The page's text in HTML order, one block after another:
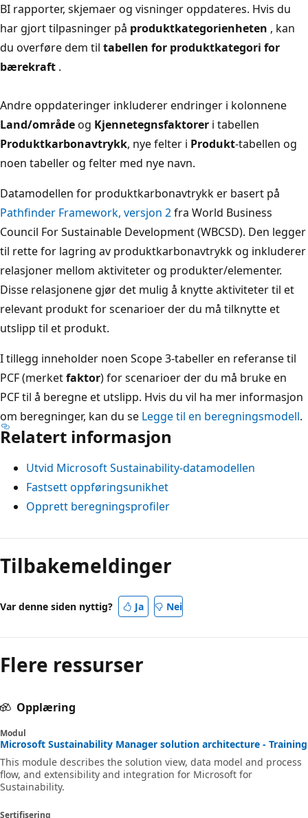
BI rapporter, skjemaer og visninger oppdateres. Hvis du
har gjort tilpasninger på produktkategorienheten , kan
du overføre dem til tabellen for produktkategori for
bærekraft .
Andre oppdateringer inkluderer endringer i kolonnene
Land/områdeog Kjennetegnsfaktorer i tabellen
Produktkarbonavtrykk, nye felter i Produkt-tabellen og
noen tabeller og felter med nye navn.
Datamodellen for produktkarbonavtrykk er basert på
Pathfinder Framework, versjon 2fra World Business
Council For Sustainable Development (WBCSD). Den legger
til rette for lagring av produktkarbonavtrykk og inkluderer
relasjoner mellom aktiviteter og produkter/elementer.
Disse relasjonene gjør det mulig å knytte aktiviteter til et
relevant produkt for scenarioer der du må tilknytte et
utslipp til et produkt.
I tillegg inneholder noen Scope 3-tabeller en referanse til
PCF (merketfaktor) for scenarioer der du må bruke en
PCF til å beregne et utslipp. Hvis du vil ha mer informasjon
om beregninger, kan du se Legge til en beregningsmodell.
Relatert informasjon
Utvid Microsoft Sustainability-datamodellen
Fastsett oppføringsunikhet
Opprett beregningsprofiler
Tilbakemeldinger
Var denne siden nyttig? Ja Nei
Flere ressurser
Opplæring
Modul
Microsoft Sustainability Manager solution architecture - Training
This module describes the solution view, data model and process
flow, and extensibility and integration for Microsoft for
Sustainability.
Sertifisering